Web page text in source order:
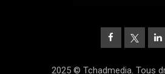
2025 © Tchadmedia. Tous